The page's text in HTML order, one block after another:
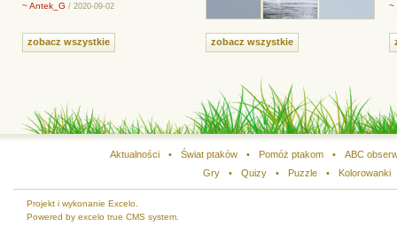
~ Antek_G / 2020-09-02
zobacz wszystkie zobacz wszystkie
~
Aktualności • Świat ptaków • Pomóż ptakom •
ABC
Gry
• Quizy • Puzzle • Kolorowanki
Projekt i wykonanie Excelo.
Powered by excelo true CMS system.